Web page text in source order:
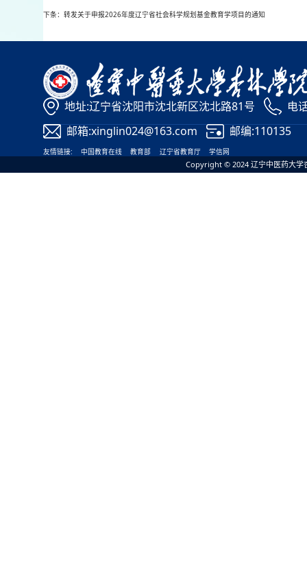
下条：转发关于申报2026年度辽宁省社会科学规划基金教育学项目的通知
地址:辽宁省沈阳市沈北新区沈北路81号
电
邮箱:xinglin024@163.com
邮编:110135
友情链接: 中国教育在线 教育部 辽宁省教育厅 学信网
Copyright © 2024 辽宁中医药大